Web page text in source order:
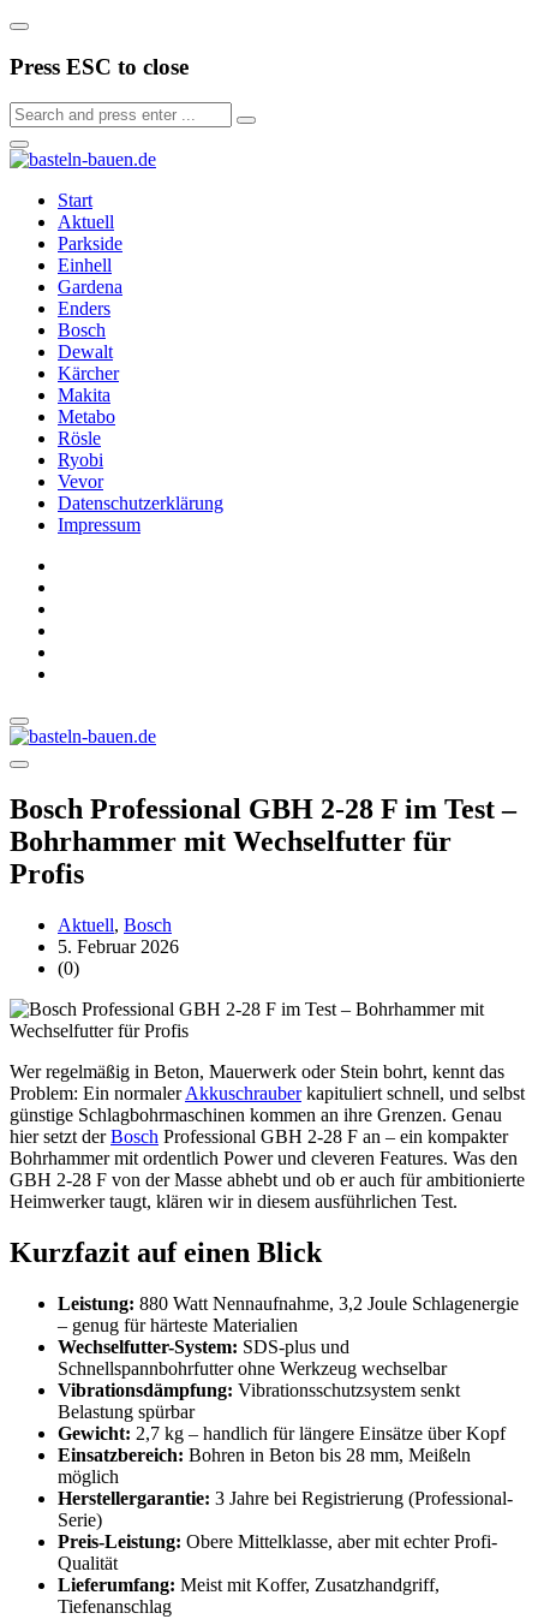
Press ESC to close
Start
Aktuell
Parkside
Einhell
Gardena
Enders
Bosch
Dewalt
Kärcher
Makita
Metabo
Rösle
Ryobi
Vevor
Datenschutzerklärung
Impressum
Bosch Professional GBH 2-28 F im Test –
Bohrhammer mit Wechselfutter für
Profis
Aktuell, Bosch
5. Februar 2026
(0)
Wer regelmäßig in Beton, Mauerwerk oder Stein bohrt, kennt das
Problem: Ein normalerAkkuschrauberkapituliert schnell, und selbst
günstige Schlagbohrmaschinen kommen an ihre Grenzen. Genau
hier setzt derBosch Professional GBH 2-28 F an – ein kompakter
Bohrhammer mit ordentlich Power und cleveren Features. Was den
GBH 2-28 F von der Masse abhebt und ob er auch für ambitionierte
Heimwerker taugt, klären wir in diesem ausführlichen Test.
Kurzfazit auf einen Blick
Leistung: 880 Watt Nennaufnahme, 3,2 Joule Schlagenergie
– genug für härteste Materialien
Wechselfutter-System: SDS-plus und
Schnellspannbohrfutter ohne Werkzeug wechselbar
Vibrationsdämpfung: Vibrationsschutzsystem senkt
Belastung spürbar
Gewicht: 2,7 kg – handlich für längere Einsätze über Kopf
Einsatzbereich: Bohren in Beton bis 28 mm, Meißeln
möglich
Herstellergarantie: 3 Jahre bei Registrierung (Professional-
Serie)
Preis-Leistung: Obere Mittelklasse, aber mit echter Profi-
Qualität
Lieferumfang: Meist mit Koffer, Zusatzhandgriff,
Tiefenanschlag